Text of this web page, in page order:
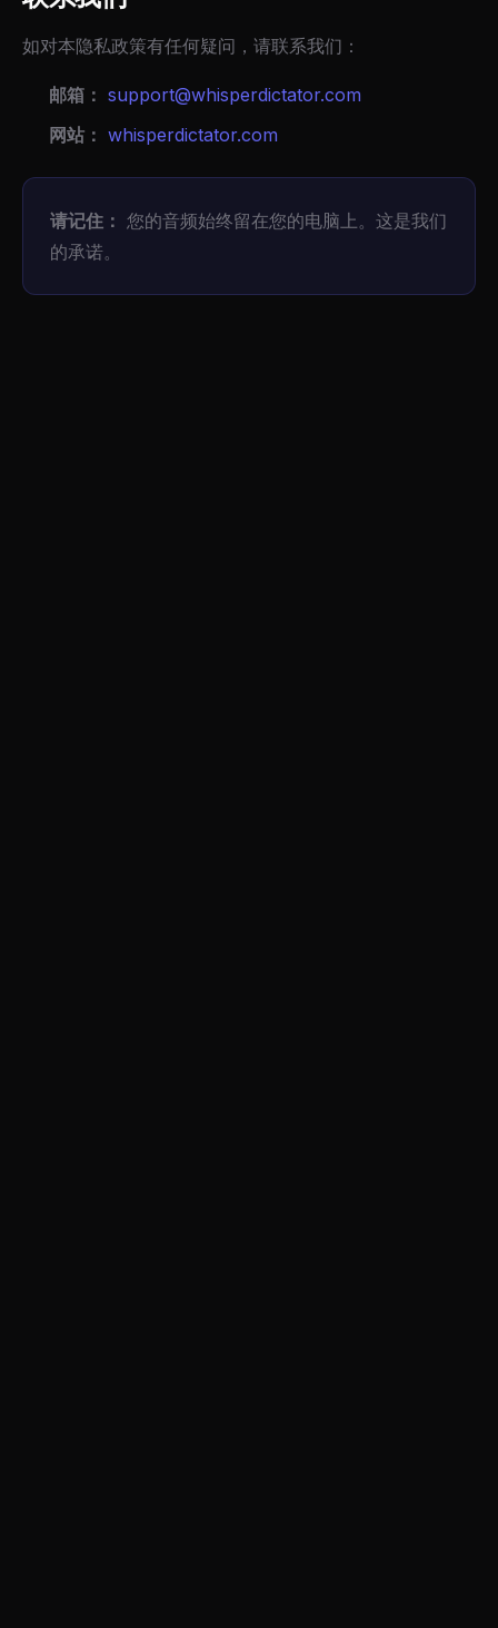
如对本隐私政策有任何疑问，请联系我们：
邮箱： support@whisperdictator.com
网站： whisperdictator.com
请记住： 您的音频始终留在您的电脑上。这是我们
的承诺。